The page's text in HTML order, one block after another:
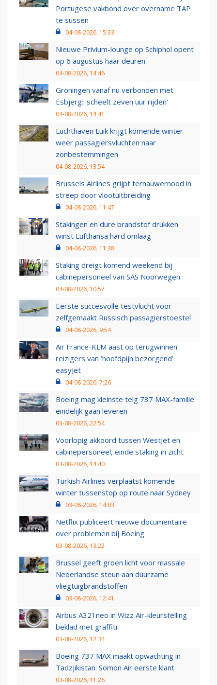
Portugese vakbond over overname TAP
te sussen
04-08-2026, 15:33
Nieuwe Privium-lounge op Schiphol opent
op 6 augustus haar deuren
04-08-2026, 14:46
Groningen vanaf nu verbonden met
Esbjerg: 'scheelt zeven uur rijden'
04-08-2026, 14:41
Luchthaven Luik krijgt komende winter
weer passagiersvluchten naar
zonbestemmingen
04-08-2026, 13:54
Brussels Airlines grijpt ternauwernood in:
streep door vlootuitbreiding
04-08-2026, 11:47
Stakingen en dure brandstof drukken
winst Lufthansa hard omlaag
04-08-2026, 11:38
Staking dreigt komend weekend bij
cabinepersoneel van SAS Noorwegen
04-08-2026, 10:57
Eerste succesvolle testvlucht voor
zelfgemaakt Russisch passagierstoestel
04-08-2026, 9:54
Air France-KLM aast op terugwinnen
reizigers van ‘hoofdpijn bezorgend’
easyJet
04-08-2026, 7:26
Boeing mag kleinste telg 737 MAX-familie
eindelijk gaan leveren
03-08-2026, 22:54
Voorlopig akkoord tussen WestJet en
cabinepersoneel, einde staking in zicht
03-08-2026, 14:40
Turkish Airlines verplaatst komende
winter tussenstop op route naar Sydney
03-08-2026, 14:03
Netflix publiceert nieuwe documentaire
over problemen bij Boeing
03-08-2026, 13:22
Brussel geeft groen licht voor massale
Nederlandse steun aan duurzame
vliegtuigbrandstoffen
03-08-2026, 12:41
Airbus A321neo in Wizz Air-kleurstelling
beklad met graffiti
03-08-2026, 12:34
Boeing 737 MAX maakt opwachting in
Tadzjikistan: Somon Air eerste klant
03-08-2026, 11:26